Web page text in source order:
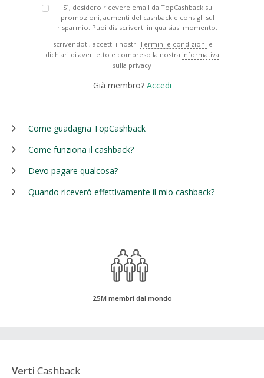
Sì, desidero ricevere email da TopCashback su
promozioni, aumenti del cashback e consigli sul
risparmio. Puoi disiscriverti in qualsiasi momento.
Iscrivendoti, accetti i nostri Termini e condizioni e
dichiari di aver letto e compreso la nostra informativa
sulla privacy
Già membro? Accedi
Come guadagna TopCashback
Come funziona il cashback?
Devo pagare qualcosa?
Quando riceverò effettivamente il mio cashback?
25M membri dal mondo
Verti Cashback